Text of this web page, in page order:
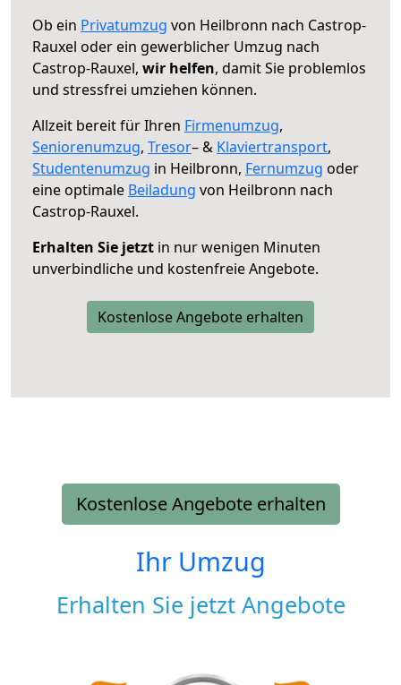
Ob ein Privatumzug von Heilbronn nach Castrop-
Rauxel oder ein gewerblicher Umzug nach
Castrop-Rauxel, wir helfen, damit Sie problemlos
und stressfrei umziehen können.
Allzeit bereit für Ihren Firmenumzug,
Seniorenumzug, Tresor– & Klaviertransport,
Studentenumzug in Heilbronn, Fernumzug oder
eine optimale Beiladung von Heilbronn nach
Castrop-Rauxel.
Erhalten Sie jetzt in nur wenigen Minuten
unverbindliche und kostenfreie Angebote.
Kostenlose Angebote erhalten
Kostenlose Angebote erhalten
Ihr Umzug
Erhalten Sie jetzt Angebote